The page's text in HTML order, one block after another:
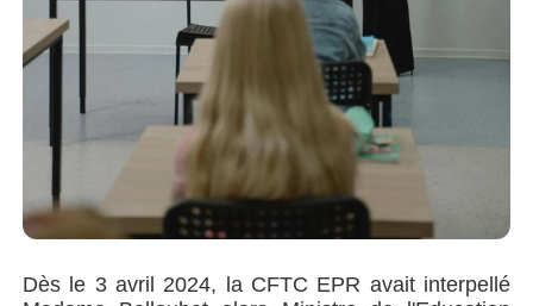
Dès le 3 avril 2024, la CFTC EPR avait interpellé